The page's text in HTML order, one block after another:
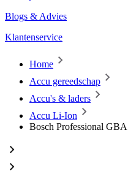
Blogs & Advies
Klantenservice
Home
Accu gereedschap
Accu's & laders
Accu Li-Ion
Bosch Professional